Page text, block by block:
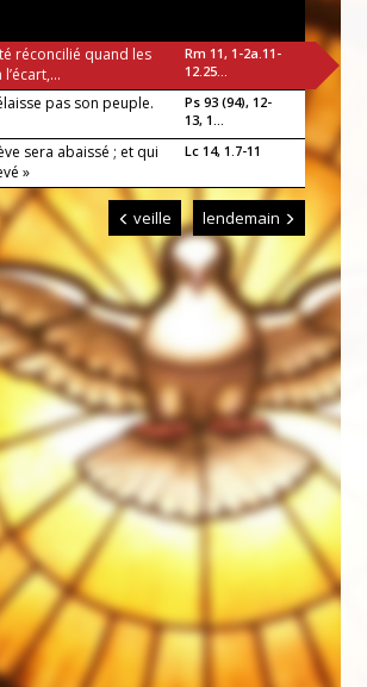
réconcilié quand les
Rm 11, 1-2a.11-
12.25...
pas son peuple.
Ps 93 (94), 12-
13, 1...
sera abaissé ; et qui
»
Lc 14, 1.7-11
veille lendemain